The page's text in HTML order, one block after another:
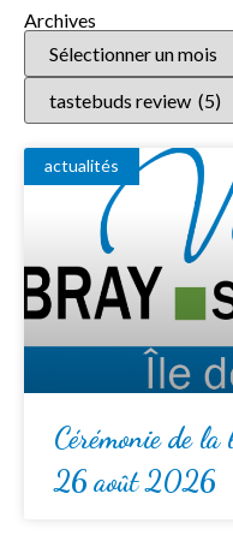
Archives
actualités
Cérémonie de
26 août 2026